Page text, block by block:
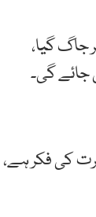
جاگ گیا،
جائے گی۔
کی فکر ہے،